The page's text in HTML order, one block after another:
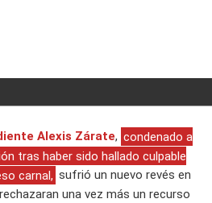
Alexis Zárate, condenado a
tras haber sido hallado culpable
carnal, sufrió un nuevo revés en
una vez más un recurso